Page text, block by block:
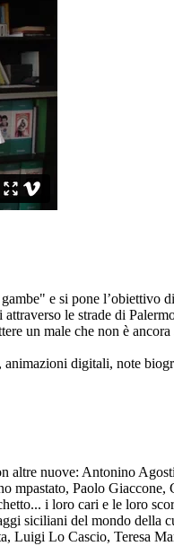
e si pone
le strade di
un male che non è
digitali, note
altre nuove: Antonino
mpastato, Paolo
i loro cari e le loro
siciliani del mondo
Lo Cascio, Teresa